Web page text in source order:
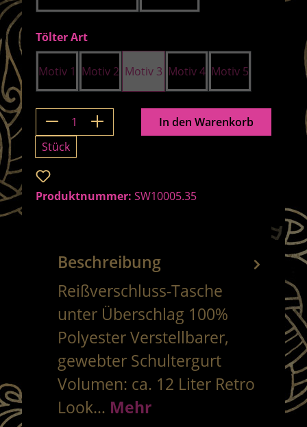
Tölter Artauswählen
Motiv 1 Motiv 2 Motiv 3 Motiv 4 Motiv 5
Produkt Anzahl: Gib den
Stück
In den Warenkorb
Produktnummer: SW10005.35
Beschreibung
Reißverschluss-Tasche
unter Überschlag 100%
Polyester Verstellbarer,
gewebter Schultergurt
Volumen: ca. 12 Liter Retro
Look… Mehr